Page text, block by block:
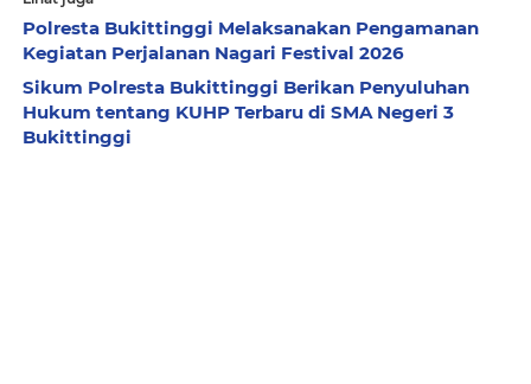
Polresta Bukittinggi Melaksanakan Pengamanan
Kegiatan Perjalanan Nagari Festival 2026
Sikum Polresta Bukittinggi Berikan Penyuluhan
Hukum tentang KUHP Terbaru di SMA Negeri 3
Bukittinggi